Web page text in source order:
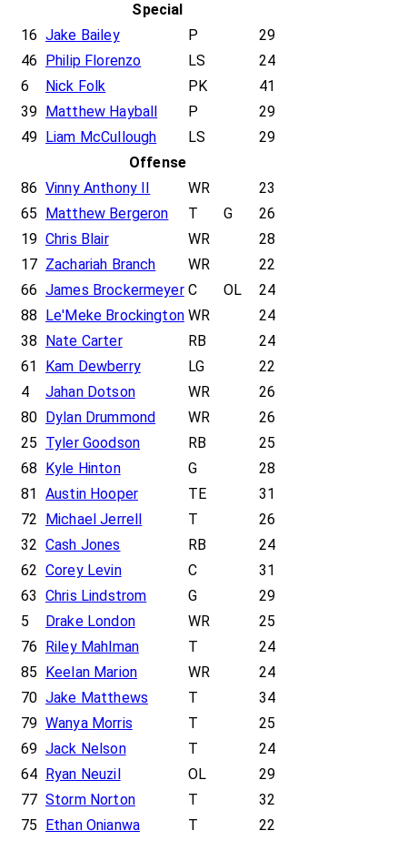
Special
16 Jake Bailey P
29
46
Philip Florenzo LS
24
6
Nick Folk PK
41
39
Matthew Hayball P
29
49
Liam McCullough LS
29
Offense
86 Vinny Anthony II WR
23
65
Matthew Bergeron T G
26
19 Chris Blair WR
28
17 Zachariah Branch WR
22
66 James Brockermeyer C OL
24
88
Le'Meke Brockington WR
24
38
Nate Carter RB
24
61
Kam Dewberry LG
22
4
Jahan Dotson WR
26
80
Dylan Drummond WR
26
25 Tyler Goodson RB
25
68
Kyle Hinton G
28
81
Austin Hooper TE
31
72
Michael Jerrell T
26
32 Cash Jones RB
24
62 Corey Levin C
31
63 Chris Lindstrom G
29
5
Drake London WR
25
76
Riley Mahlman T
24
85
Keelan Marion WR
24
70 Jake Matthews T
34
79 Wanya Morris T
25
69 Jack Nelson T
24
64
Ryan Neuzil OL
29
77 Storm Norton T
32
75
Ethan Onianwa T
22